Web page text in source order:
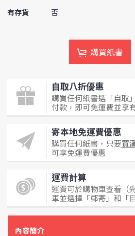
有存貨
否
購買紙書
自取八折優惠
購買任何紙書選「自取
付款，即可免運費並享
寄本地免運費優惠
購買任何紙書，只要買
可享免運費優惠
運費計算
運費可於購物車查看（
車並選擇「郵寄」和「
內容簡介